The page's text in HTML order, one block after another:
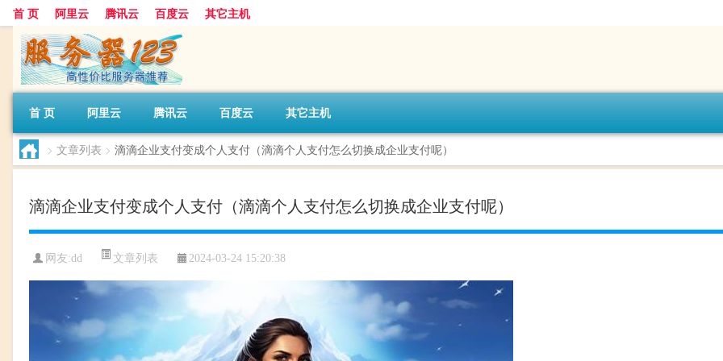
首 页 阿里云 腾讯云 百度云 其它主机
首 页 阿里云 腾讯云 百度云 其它主机
> 文章列表 > 滴滴企业支付变成个人支付（滴滴个人支付怎么切换成企业支付呢）
滴滴企业支付变成个人支付（滴滴个人支付怎么切换成企业支付呢）
网友:dd 文章列表 2024-03-24 15:20:38